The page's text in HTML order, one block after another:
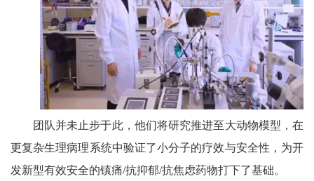
团队并未止步于此，他们将研究推进至大动物模型，在
更复杂生理病理系统中验证了小分子的疗效与安全性，为开
发新型有效安全的镇痛/抗抑郁/抗焦虑药物打下了基础。